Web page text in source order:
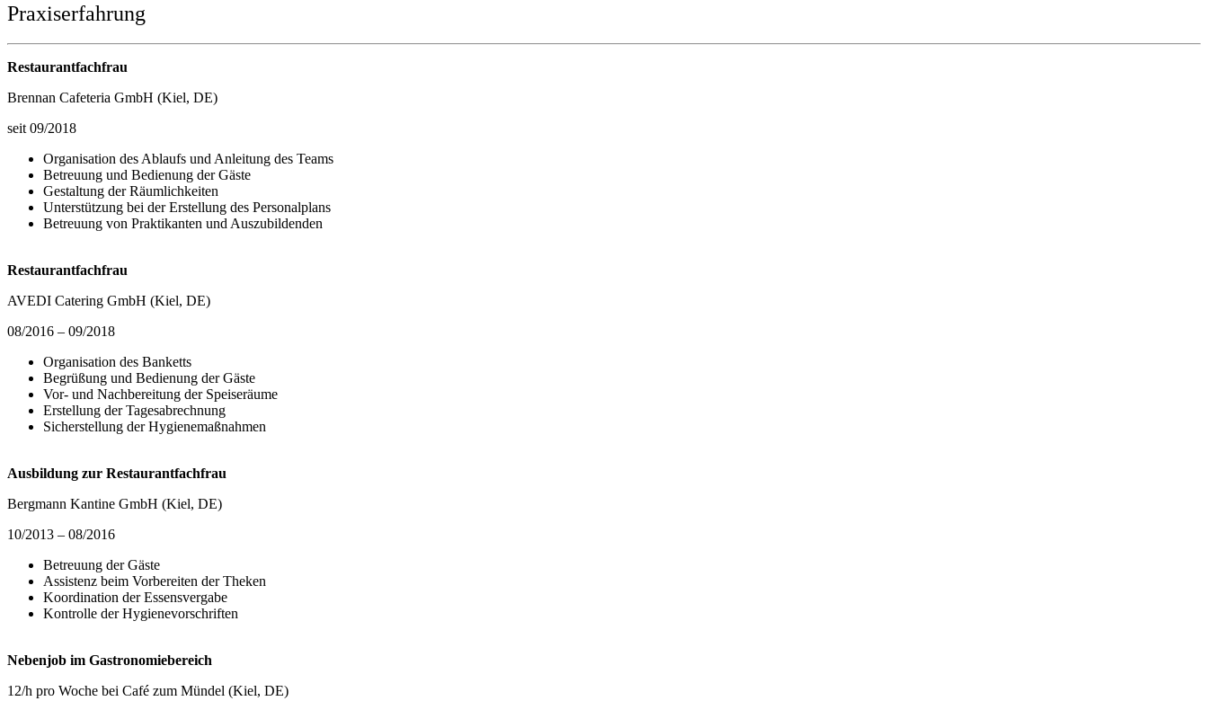
Praxiserfahrung
Restaurantfachfrau
Brennan Cafeteria GmbH (Kiel, DE)
seit 09/2018
Organisation des Ablaufs und Anleitung des Teams
Betreuung und Bedienung der Gäste
Gestaltung der Räumlichkeiten
Unterstützung bei der Erstellung des Personalplans
Betreuung von Praktikanten und Auszubildenden
Restaurantfachfrau
AVEDI Catering GmbH (Kiel, DE)
08/2016 – 09/2018
Organisation des Banketts
Begrüßung und Bedienung der Gäste
Vor- und Nachbereitung der Speiseräume
Erstellung der Tagesabrechnung
Sicherstellung der Hygienemaßnahmen
Ausbildung zur Restaurantfachfrau
Bergmann Kantine GmbH (Kiel, DE)
10/2013 – 08/2016
Betreuung der Gäste
Assistenz beim Vorbereiten der Theken
Koordination der Essensvergabe
Kontrolle der Hygienevorschriften
Nebenjob im Gastronomiebereich
12/h pro Woche bei Café zum Mündel (Kiel, DE)